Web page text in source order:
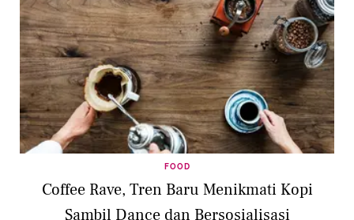
FOOD
Coffee Rave, Tren Baru Menikmati Kopi
Sambil Dance dan Bersosialisasi